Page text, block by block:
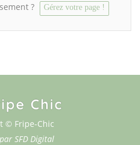
? Gérez votre page !
© Fripe-Chic
SFD Digital